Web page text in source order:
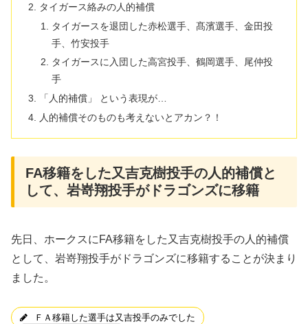
タイガース絡みの人的補償
タイガースを退団した赤松選手、髙濱選手、金田投
手、竹安投手
タイガースに入団した高宮投手、鶴岡選手、尾仲投
手
「人的補償」 という表現が…
人的補償そのものも考えないとアカン？！
FA移籍をした又吉克樹投手の人的補償と
して、岩嵜翔投手がドラゴンズに移籍
先日、ホークスにFA移籍をした又吉克樹投手の人的補償
として、岩嵜翔投手がドラゴンズに移籍することが決まり
ました。
ＦＡ移籍した選手は又吉投手のみでした